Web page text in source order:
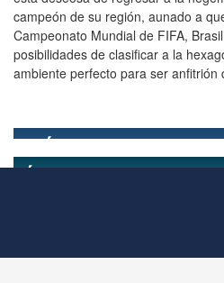
campeón de su región, aunado a
Campeonato Mundial de FIFA,
posibilidades de clasificar a la
ambiente perfecto para ser anfitrión